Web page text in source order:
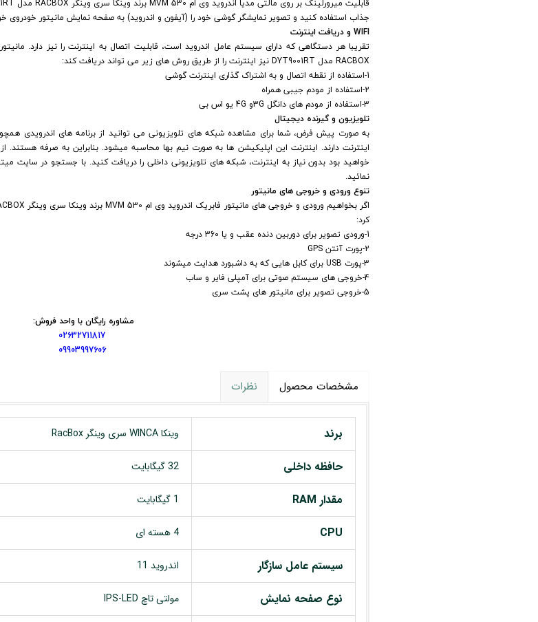
جذاب استفاده کنید و تصویر نمایشگر گوشی خود را (آیفون و اندروید) به صفحه نمایش مانیتور خودروی
WIFI و دریافت اینترنت
RACBOX مدل DYT9001RT نیز اینترنت را از طریق روش های زیر می تواند دریافت کند:
1-استفاده از نقطه اتصال و به اشتراک گذاری اینترنت گوشی
2-استفاده از مودم جیبی همراه
3-استفاده از مودم های دانگل 3Gو 4G یو اس بی
تلویزیون و گیرنده دیجیتال
به صورت پیش فرض، شما برای مشاهده شبکه های تلویزیونی می توانید از برنامه های اندرویدی
اینترنت دارند. اینترنت این اپلیکیشن ها به صورت نیم بها محاسبه میشود. بنابراین به صرفه
خواهید بود بدون نیاز به اینترنت، شبکه های تلویزیونی داخلی را دریافت کنید. با جستجو در سایت
نمائید.
تنوع ورودی و خروجی های مانیتور
کرد:
1-ورودی تصویر برای دوربین دنده عقب و یا 360 درجه
2-پورت آنتن GPS
3-پورت USB برای کابل هایی که به داشبورد هدایت میشوند
4-خروجی های سیستم صوتی برای آمپلی فایر و ساب
5-خروجی تصویر برای مانیتور های پشت سری
مشاوره رایگان با واحد فروش:
02632711817
09903997606
مشخصات محصول نظرات
برند وینکا WINCA سری وینگر RacBox
حافظه داخلی 32 گیگابایت
مقدار RAM 1 گیگابایت
CPU 4 هسته ای
سیستم عامل سازگار اندروید 11
نوع صفحه نمایش مولتی تاچ IPS-LED